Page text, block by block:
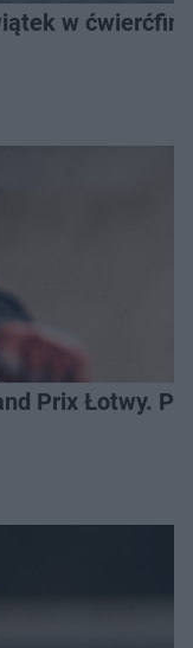
w
Prix Łotwy.